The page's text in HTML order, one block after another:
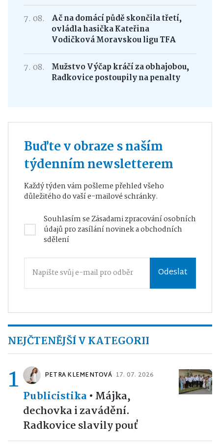
7. 08.
Ač na domácí půdě skončila třetí,
ovládla hasička Kateřina
Vodičková Moravskou ligu TFA
7. 08.
Mužstvo Výčap kráčí za obhajobou,
Radkovice postoupily na penalty
Buďte v obraze s naším
týdenním newsletterem
Každý týden vám pošleme přehled všeho
důležitého do vaší e-mailové schránky.
Souhlasím seZásadami zpracování osobních
údajůpro zasílání novinek a obchodních
sdělení
Odeslat
NEJČTENĚJŠÍ V KATEGORII
1 PETRA KLEMENTOVÁ 17. 07. 2026
Publicistika• Májka,
dechovka i zavádění.
Radkovice slavily pouť